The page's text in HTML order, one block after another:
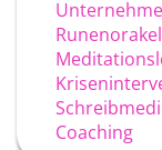
Runenorakel
Coaching